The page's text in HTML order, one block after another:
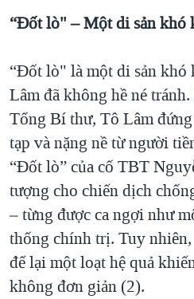
BÊN KIA QUỐC LỘ: TIẾNG
“Đốt lò" – Một di sản khó
“Đốt lò" là một di sản khó
Lâm đã không hề né
Tổng Bí thư, Tô Lâm
tạp và nặng nề từ người
“Đốt lò” của cố TBT
tượng cho chiến dịch
– từng được ca ngợi như
thống chính trị. Tuy
để lại một loạt hệ quả
không đơn giản (2).